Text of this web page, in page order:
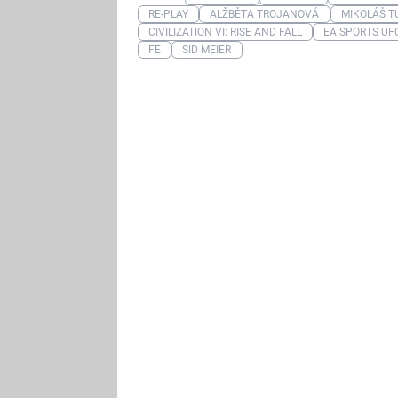
RE-PLAY
ALŽBĚTA TROJANOVÁ
MIKOLÁŠ
CIVILIZATION VI: RISE AND FALL
EA SPORTS
FE
SID MEIER